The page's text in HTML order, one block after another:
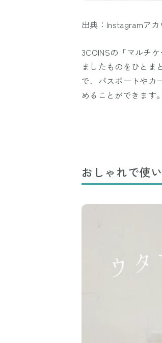
出典：Instagramアカ
3COINSの「マルチ
ましたものをひとま
で、パスポートやカ
めることができます
おしゃれで使